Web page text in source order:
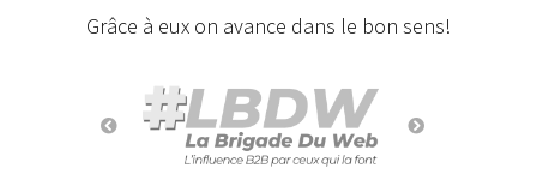
Grâce à eux on avance dans le bon sens!